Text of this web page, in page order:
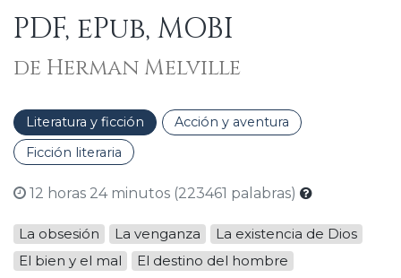
PDF, ePub, MOBI
de Herman Melville
Literatura y ficción
Acción y aventura
Ficción literaria
12 horas 24 minutos (223461 palabras)
La obsesión La venganza
La existencia de Dios
El bien y el mal
El destino del hombre